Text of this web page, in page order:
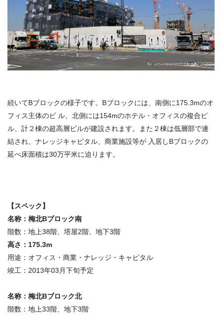
続いてBブロックの様子です。Bブロックには、南側に175.3mのオ
フィス主体のビ ル、北側には154mのホテル・オフィスの複合ビ
ル、計２棟の超高層ビルが建設されます。また２棟は低層部で連
結され、ナレッジキャピタル、商業施設等が 入居しBブロックの
延べ床面積は30万平米に迫ります。
【スペック】
名称：梅北Bブロック南
階数：地上38階、塔屋2階、地下3階
高さ：175.3m
用途：オフィス・商業・ナレッジ・キャピタル
竣工：2013年03月下旬予定
名称：梅北Bブロック北
階数：地上33階、地下3階